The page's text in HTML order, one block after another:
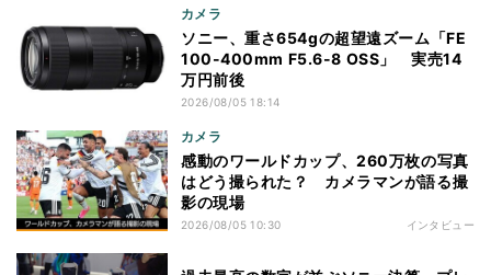
カメラ
ソニー、重さ654gの超望遠ズーム「FE
100-400mm F5.6-8 OSS」 実売14
万円前後
2026/08/05 18:14
カメラ
感動のワールドカップ、260万枚の写真
はどう撮られた？ カメラマンが語る撮
影の現場
2026/08/05 10:30 インタビュー